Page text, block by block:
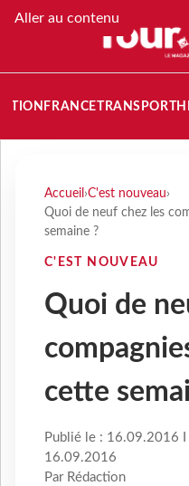
Aller au contenu
FRANCETRANSPORT
Accueil ›C'est nouveau›
Quoi de neuf chez les
semaine ?
C'EST NOUVEAU
Quoi de
cette
Publié le : 16.09.2016
16.09.2016
Par Rédaction